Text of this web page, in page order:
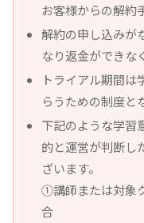
お客様からの解約
解約の申し込みが
なり返金ができな
トライアル期間は
らうための制度と
下記のような学習
的と運営が判断し
ざいます。
①講師または対象
合